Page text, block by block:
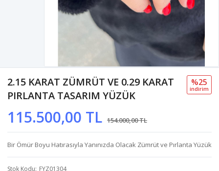
2.15 KARAT ZÜMRÜT VE 0.29 KARAT
PIRLANTA TASARIM YÜZÜK
115.500,00 TL 154.000,00 TL
%25
i̇ndi̇ri̇m
Bir Ömür Boyu Hatırasıyla Yanınızda Olacak Zümrüt ve Pırlanta Yüzük
Stok Kodu FYZ01304